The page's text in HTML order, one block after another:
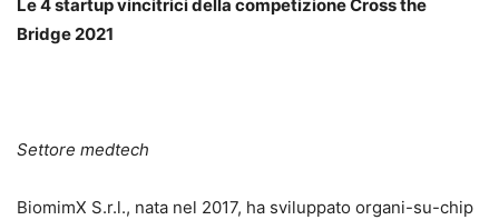
Le 4 startup vincitrici della competizione Cross the
Bridge 2021
Settore medtech
BiomimX S.r.l., nata nel 2017, ha sviluppato organi-su-chip